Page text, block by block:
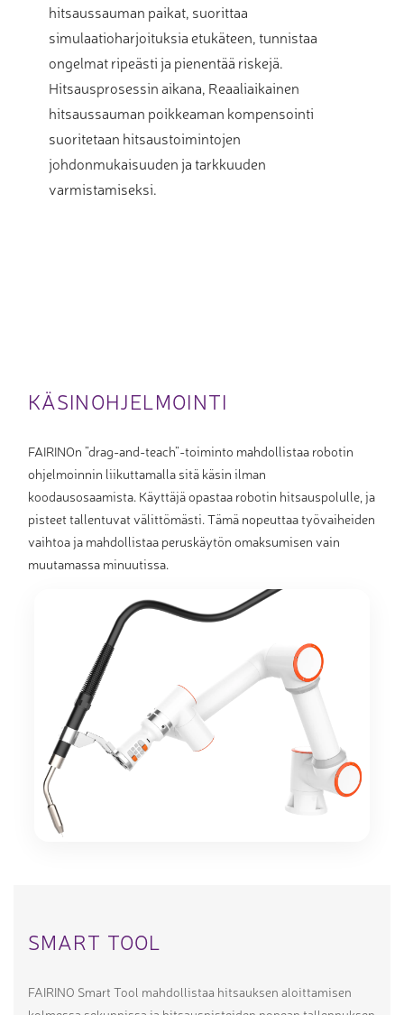
hitsaussauman paikat, suorittaa
simulaatioharjoituksia etukäteen, tunnistaa
ongelmat ripeästi ja pienentää riskejä.
Hitsausprosessin aikana, Reaaliaikainen
hitsaussauman poikkeaman kompensointi
suoritetaan hitsaustoimintojen
johdonmukaisuuden ja tarkkuuden
varmistamiseksi.
KÄSINOHJELMOINTI
FAIRINOn ”drag-and-teach”-toiminto mahdollistaa robotin
ohjelmoinnin liikuttamalla sitä käsin ilman
koodausosaamista. Käyttäjä opastaa robotin hitsauspolulle, ja
pisteet tallentuvat välittömästi. Tämä nopeuttaa työvaiheiden
vaihtoa ja mahdollistaa peruskäytön omaksumisen vain
muutamassa minuutissa.
SMART TOOL
FAIRINO Smart Tool mahdollistaa hitsauksen aloittamisen